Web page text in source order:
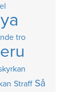
tro
Straff Så